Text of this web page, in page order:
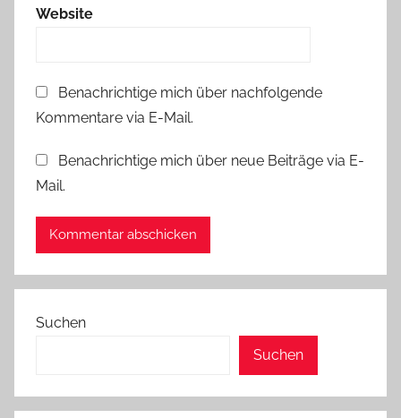
Website
Benachrichtige mich über nachfolgende
Kommentare via E-Mail.
Benachrichtige mich über neue Beiträge via E-
Mail.
Suchen
Suchen